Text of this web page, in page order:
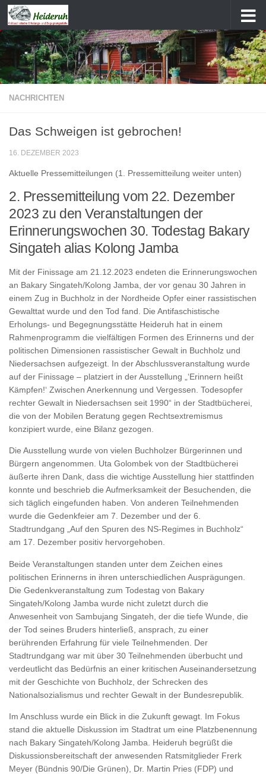
Zum Inhalt springen
NACHRICHTEN
Das Schweigen ist gebrochen!
16. DEZEMBER 2023
Aktuelle Pressemitteilungen (1. Pressemitteilung weiter unten)
2. Pressemitteilung vom 22. Dezember
2023 zu den Veranstaltungen der
Erinnerungswochen 30. Todestag Bakary
Singateh alias Kolong Jamba
Mit der Finissage am 21.12.2023 endeten die Erinnerungswochen
an Bakary Singateh/Kolong Jamba, der vor genau 30 Jahren in
einem Zug in Buchholz in der Nordheide Opfer einer rassistischen
Gewalttat wurde und den Tod fand. Die Antifaschistische
Erholungs- und Begegnungsstätte Heideruh hat in einem
Rahmenprogramm die vielfältigen Formen des Erinnerns und der
politischen Dimensionen rassistischer Gewalt in Buchholz und
Niedersachsen aufgezeigt. In der Abschlussveranstaltung wurde
auf der Finissage – platziert in der Ausstellung „‘Erinnern heißt
Kämpfen!‘ Zwischen Anerkennung und Vergessen. Todesopfer
rechter Gewalt in Niedersachsen seit 1990“ in der Stadtbücherei,
die von der Mobilen Beratung gegen Rechtsextremismus
konzipiert wurde, eine Bilanz gezogen.
Die Ausstellung wurde von vielen Buchholzer Bürgerinnen und
Bürgern angenommen. Uta Golombek von der Stadtbücherei
äußerte ihren Dank, dass die wichtige Ausstellung hier stattfinden
konnte und beschrieb die Aufmerksamkeit der Besuchenden, die
sich täglich eingefunden haben. Von anderen Teilnehmenden
wurde die Gedenkfeier am 7. Dezember und der 6.
Stadtrundgang „Auf den Spuren des NS-Regimes in Buchholz“
am 17. Dezember positiv hervorgehoben.
Beide Veranstaltungen standen unter dem Zeichen eines
politischen Erinnerns in ihren unterschiedlichen Ausprägungen.
Die Gedenkveranstaltung zum Todestag von Bakary
Singateh/Kolong Jamba wurde nicht zuletzt durch die
Anwesenheit von Sambujang Singateh, der die tiefe Wunde, die
der Tod seines Bruders hinterließ, ansprach, zu einer
berührenden Erfahrung für viele Teilnehmenden. Der
Stadtrundgang war mit über 30 Teilnehmenden überbucht und
verdeutlicht das Bedürfnis an einer kritischen Auseinandersetzung
mit der Geschichte von Buchholz, der Schrecken des
Nationalsozialismus und rechter Gewalt in der Bundesrepublik.
Im Anschluss wurde ein Blick in die Zukunft gewagt. Im Fokus
stand die aktuelle Diskussion im Stadtrat um eine Platzbenennung
nach Bakary Singateh/Kolong Jamba. Heideruh begrüßt die
Diskussionsbereitschaft der anwesenden Ratsmitglieder Frerk
Meyer (Bündnis 90/Die Grünen), Dr. Martin Pries (FDP) und